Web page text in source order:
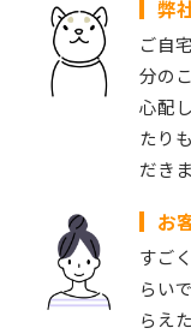
弊
ご自
分の
心配
たり
だき
お
すご
らい
らえ